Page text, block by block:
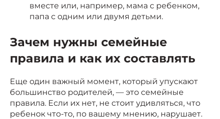
вместе или, например, мама с ребенком,
папа с одним или двумя детьми.
Зачем нужны семейные
правила и как их составлять
Еще один важный момент, который упускают
большинство родителей, — это семейные
правила. Если их нет, не стоит удивляться, что
ребенок что-то, по вашему мнению, нарушает.